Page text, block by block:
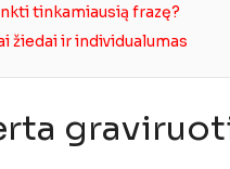
tinkamiausią frazę?
žiedai ir individualumas